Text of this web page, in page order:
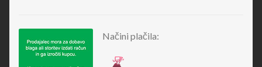
Načini plačila: